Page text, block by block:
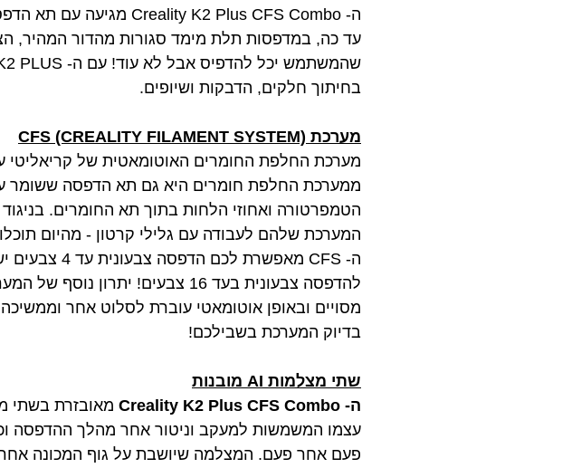
ה- Creality K2 Plus CFS Combo מגיעה עם תא הדפסה ענקי והגדול ביותר בקטגוריה שלה בנפח 350X350X350 מ"מ
בחיתוך חלקים, הדבקות ושיופים.
מערכת CFS (CREALITY FILAMENT SYSTEM)
מערכת החלפת החומרים האוטומאטית של
ממערכת החלפת חומרים היא גם תא הדפסה ששומר
הטמפרטורה ואחוזי הלחות בתוך תא החומרים.
המערכת שלהם לעבודה עם גלילי קרטון - מהיום
להדפסה צבעונית בעד 16 צבעים!
מסויים ובאופן אוטומאטי עוברת לסלוט אחר
בדיוק המערכת בשבילכם!
שתי מצלמות AI מובנות
ה- Creality K2 Plus CFS Combo
עצמו המשמשות למעקב וניטור אחר מהלך ההדפסה
פעם אחר פעם. המצלמה שיושבת על גוף המכונה